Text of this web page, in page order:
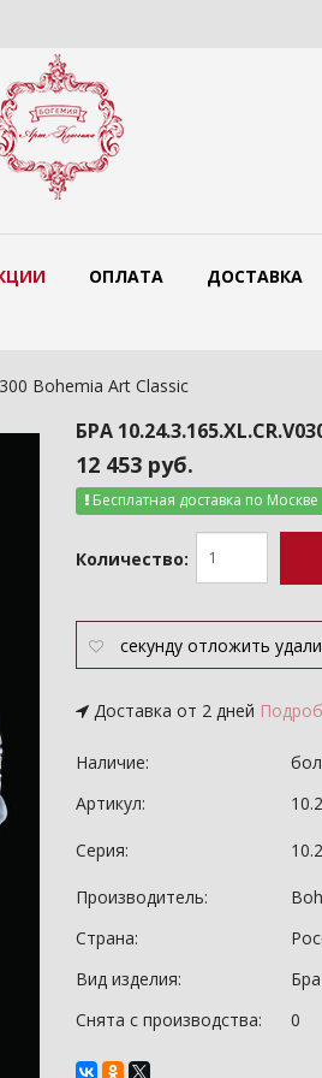
Цветные люстры Bohemia Art
ОПЛАТА ДОСТАВКА
Bohemia Art Classic
БРА
12 453 руб.
Бесплатная доставка по Москве
Количество:
секунду отложить
Доставка от 2 дней
Наличие:
Артикул:
Серия:
Производитель:
Страна:
Вид изделия:
Бра
Снята с производства:
0